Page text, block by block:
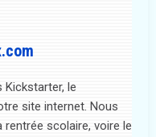
le
site internet. Nous
scolaire, voire le